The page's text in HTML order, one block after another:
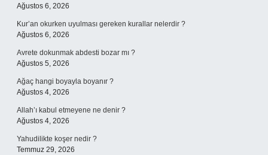
Ağustos 6, 2026
Kur’an okurken uyulması gereken kurallar nelerdir ?
Ağustos 6, 2026
Avrete dokunmak abdesti bozar mı ?
Ağustos 5, 2026
Ağaç hangi boyayla boyanır ?
Ağustos 4, 2026
Allah’ı kabul etmeyene ne denir ?
Ağustos 4, 2026
Yahudilikte koşer nedir ?
Temmuz 29, 2026